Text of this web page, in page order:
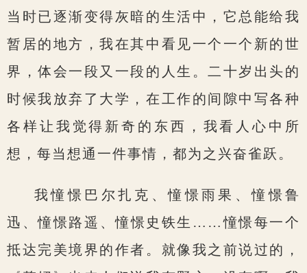
当时已逐渐变得灰暗的生活中，它总能给我
暂居的地方，我在其中看见一个一个新的世
界，体会一段又一段的人生。二十岁出头的
时候我放弃了大学，在工作的间隙中写各种
各样让我觉得新奇的东西，我看人心中所
想，每当想通一件事情，都为之兴奋雀跃。
我憧憬巴尔扎克、憧憬雨果、憧憬鲁
迅、憧憬路遥、憧憬史铁生……憧憬每一个
抵达完美境界的作者。就像我之前说过的，